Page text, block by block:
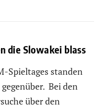
die Slowakei blass
Spieltages standen
Bei den
über den